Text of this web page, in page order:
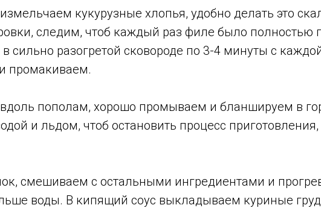
кукурузные хлопья, удобно делать это
следим, чтоб каждый раз филе было
сильно разогретой сковороде по 3-4 минуты с
промакиваем.
пополам, хорошо промываем и бланшируем в
и льдом, чтоб остановить процесс
смешиваем с остальными ингредиентами и
воды. В кипящий соус выкладываем куриные